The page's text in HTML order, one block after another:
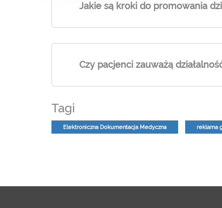
Jakie są kroki do promowania
Czy pacjenci zauważą
Tagi
Elektroniczna Dokumentacja Medyczna reklama